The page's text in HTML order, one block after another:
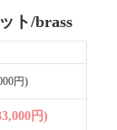
ト/brass
円)
円)